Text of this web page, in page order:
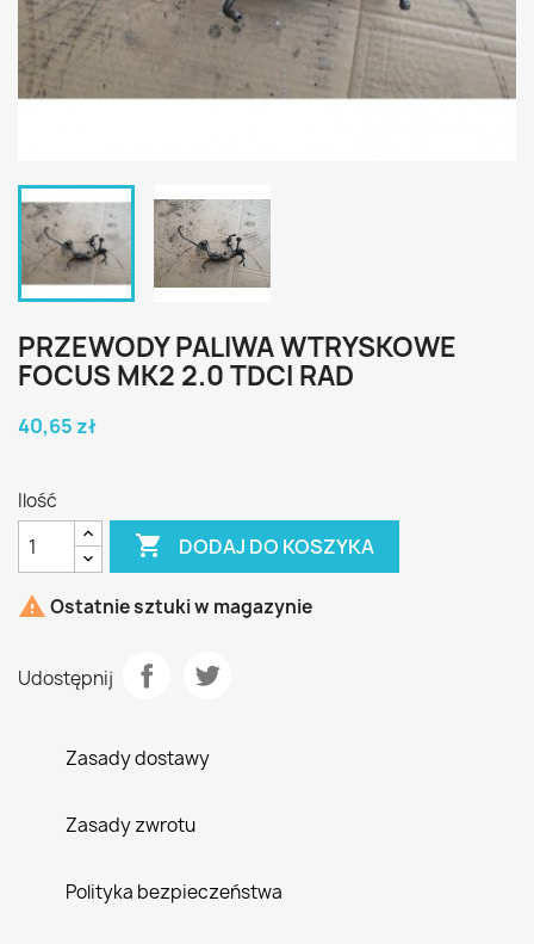
PRZEWODY PALIWA WTRYSKOWE
FOCUS MK2 2.0 TDCI RAD
40,65 zł
Ilość
 DODAJ DO KOSZYKA
 Ostatnie sztuki w magazynie
Udostępnij
Zasady dostawy
Zasady zwrotu
Polityka bezpieczeństwa